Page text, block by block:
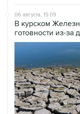
06 августа, 15:09
В курском
готовности из-за